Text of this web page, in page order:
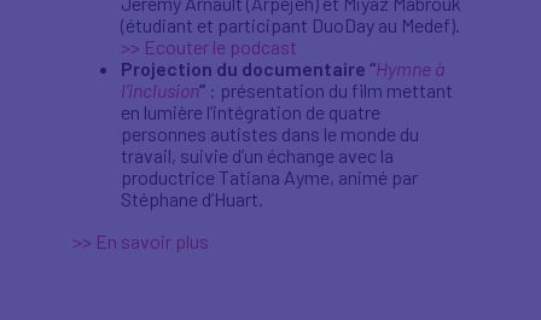
(étudiant et participant DuoDay au Medef).
>> Ecouter le podcast
Projection du documentaire “Hymne à
l’inclusion” : présentation du film mettant
en lumière l’intégration de quatre
personnes autistes dans le monde du
travail, suivie d’un échange avec la
productrice Tatiana Ayme, animé par
Stéphane d’Huart.
>> En savoir plus